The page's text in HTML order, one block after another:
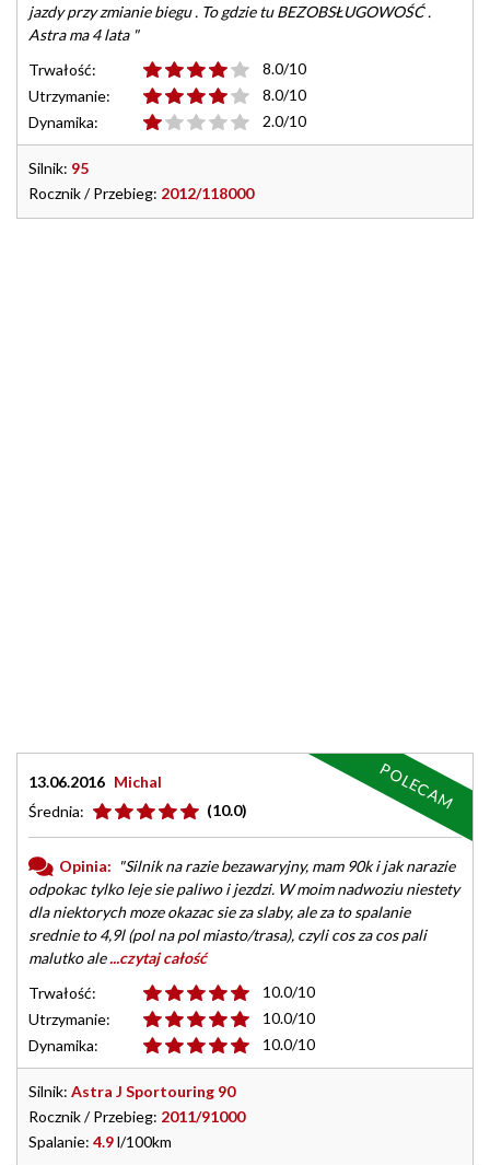
jazdy przy zmianie biegu . To gdzie tu BEZOBSŁUGOWOŚĆ .
Astra ma 4 lata "
Trwałość:
8.0/10
Utrzymanie:
8.0/10
Dynamika:
2.0/10
Silnik: 95
Rocznik / Przebieg: 2012/118000
13.06.2016 Michal
Średnia:
(10.0)
Opinia: "Silnik na razie bezawaryjny, mam 90k i jak narazie
odpokac tylko leje sie paliwo i jezdzi. W moim nadwoziu niestety
dla niektorych moze okazac sie za slaby, ale za to spalanie
srednie to 4,9l (pol na pol miasto/trasa), czyli cos za cos pali
malutko ale...czytaj całość
Trwałość:
10.0/10
Utrzymanie:
10.0/10
Dynamika:
10.0/10
Silnik: Astra J Sportouring 90
Rocznik / Przebieg: 2011/91000
Spalanie: 4.9l/100km
POLECAM